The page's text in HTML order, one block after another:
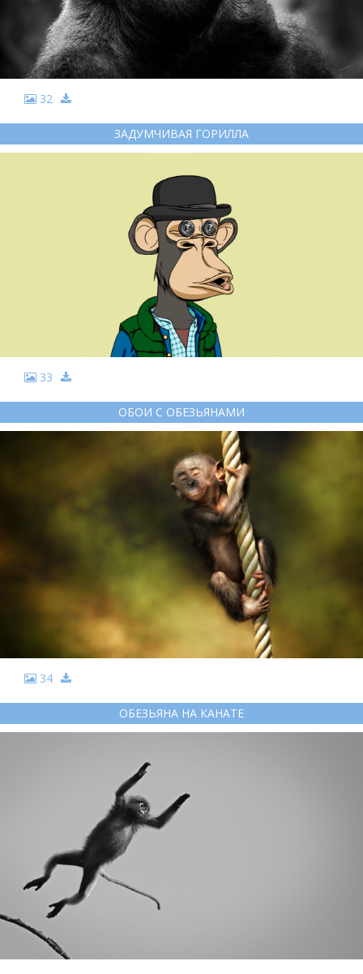
32
ЗАДУМЧИВАЯ ГОРИЛЛА
33
ОБОИ С ОБЕЗЬЯНАМИ
34
ОБЕЗЬЯНА НА КАНАТЕ